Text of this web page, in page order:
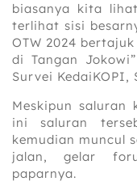
biasanya kita
terlihat sisi
OTW 2024
di Tangan
Survei KedaiKOPI,
Meskipun saluran
ini saluran
kemudian muncul
jalan, gelar
paparnya.